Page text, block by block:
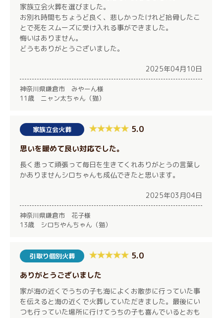
家族立会火葬を選びました。
お別れ時間もちょうど良く、悲しかったけれど拾骨したこ
とで死をスムーズに受け入れる事ができました。
悔いはありません。
どうもありがとうございました。
2025年04月10日
神奈川県鎌倉市 みやーん様
11歳 ニャン太ちゃん（猫）
家族立会火葬 5.0
思いを暖めて良い対応でした。
長く患って頑張って毎日を生きてくれありがとうの言葉し
かありませんシロちゃんも成仏できたと思います。
2025年03月04日
神奈川県鎌倉市 花子様
13歳 シロちやんちゃん（猫）
引取り個別火葬 5.0
ありがとうございました
家が海の近くでうちの子も海によくお散歩に行っていた事
を伝えると海の近くで火葬していただきました。最後にい
つも行っていた場所に行けてうちの子も喜んでいるとおも